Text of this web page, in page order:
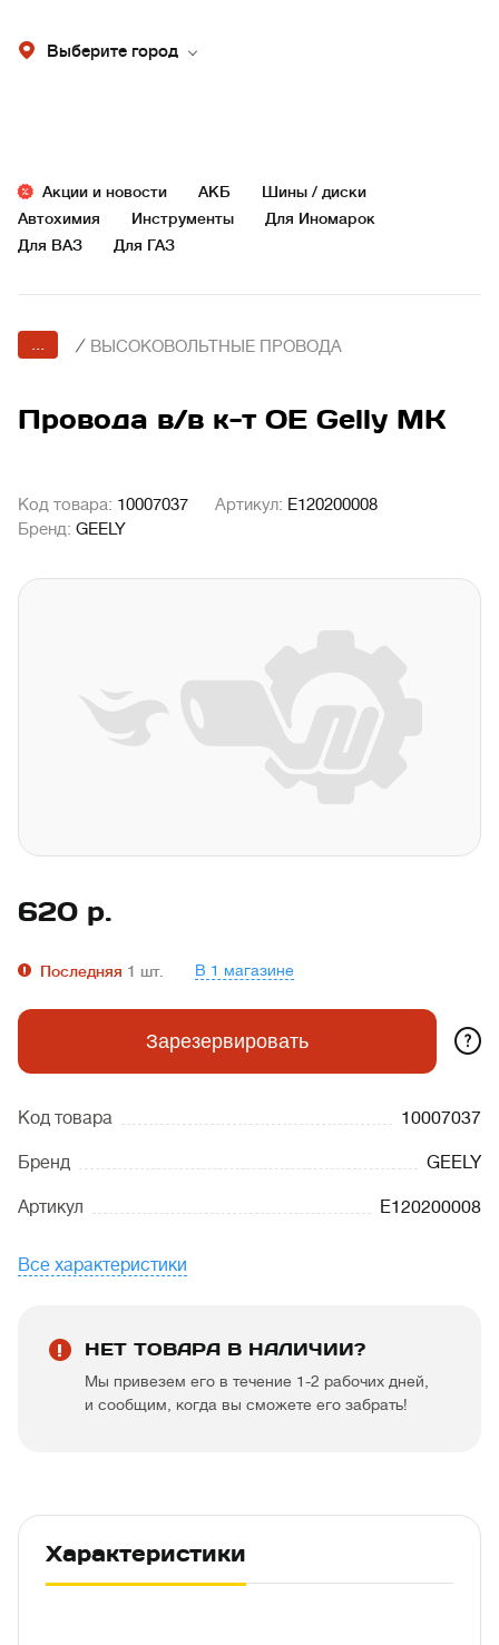
Выберите город
Акции и новости АКБ
Шины / диски
Автохимия
Инструменты
Для Иномарок
Для ВАЗ
Для ГАЗ
... / ВЫСОКОВОЛЬТНЫЕ ПРОВОДА
Провода в/в к-т OE Gelly MK
Код товара: 10007037 Артикул: E120200008
Бренд: GEELY
620 р.
Последняя 1 шт. В 1 магазине
Зарезервировать ?
Код товара 10007037
Бренд GEELY
Артикул E120200008
Все характеристики
НЕТ ТОВАРА В НАЛИЧИИ?
Мы привезем его в течение 1-2 рабочих дней,
и сообщим, когда вы сможете его забрать!
Характеристики